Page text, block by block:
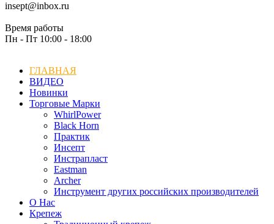
insept@inbox.ru
Время работы
Пн - Пт 10:00 - 18:00
ГЛАВНАЯ
ВИДЕО
Новинки
Торговые Марки
WhirlPower
Black Horn
Практик
Инсепт
Инстрапласт
Eastman
Archer
Инструмент других российских производителей
О Нас
Крепеж